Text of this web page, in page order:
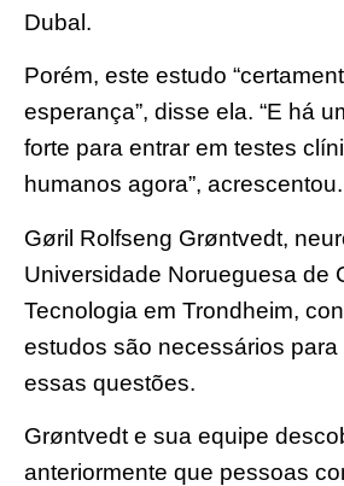
Dubal.
Porém, este estudo
esperança”, disse ela. “E há
forte para entrar em testes
humanos agora”, acrescentou.
Gøril Rolfseng Grøntvedt,
Universidade Norueguesa de
Tecnologia em Trondheim,
estudos são necessários para
essas questões.
Grøntvedt e sua equipe
anteriormente que pessoas